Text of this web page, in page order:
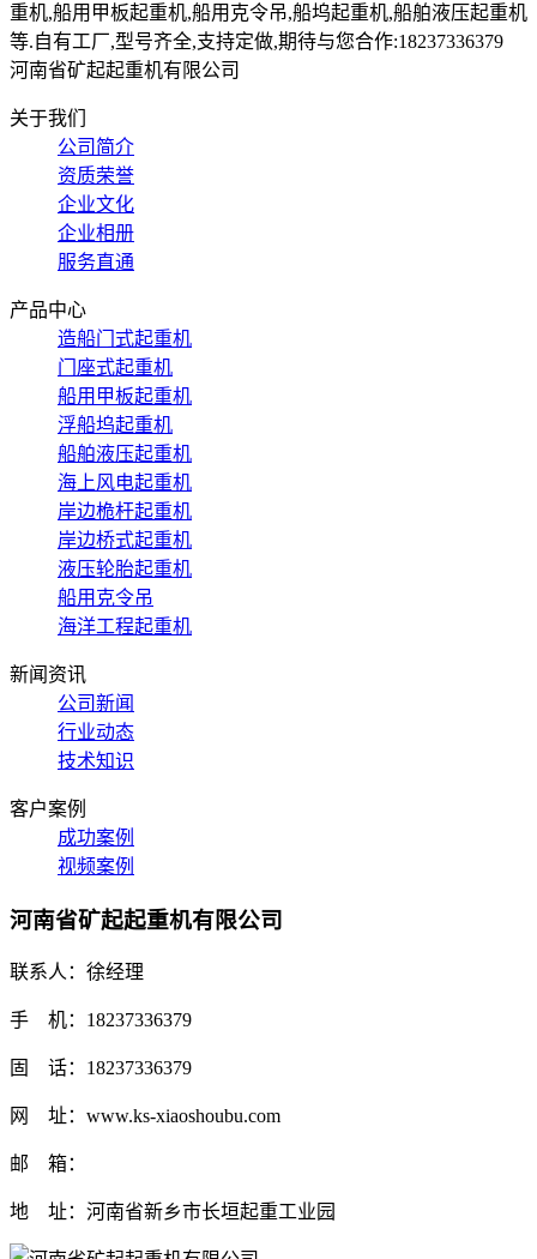
重机,船用甲板起重机,船用克令吊,船坞起重机,船舶液压起重机
等.自有工厂,型号齐全,支持定做,期待与您合作:18237336379
河南省矿起起重机有限公司
关于我们
公司简介
资质荣誉
企业文化
企业相册
服务直通
产品中心
造船门式起重机
门座式起重机
船用甲板起重机
浮船坞起重机
船舶液压起重机
海上风电起重机
岸边桅杆起重机
岸边桥式起重机
液压轮胎起重机
船用克令吊
海洋工程起重机
新闻资讯
公司新闻
行业动态
技术知识
客户案例
成功案例
视频案例
河南省矿起起重机有限公司
联系人：徐经理
手 机：18237336379
固 话：18237336379
网 址：www.ks-xiaoshoubu.com
邮 箱：
地 址：河南省新乡市长垣起重工业园